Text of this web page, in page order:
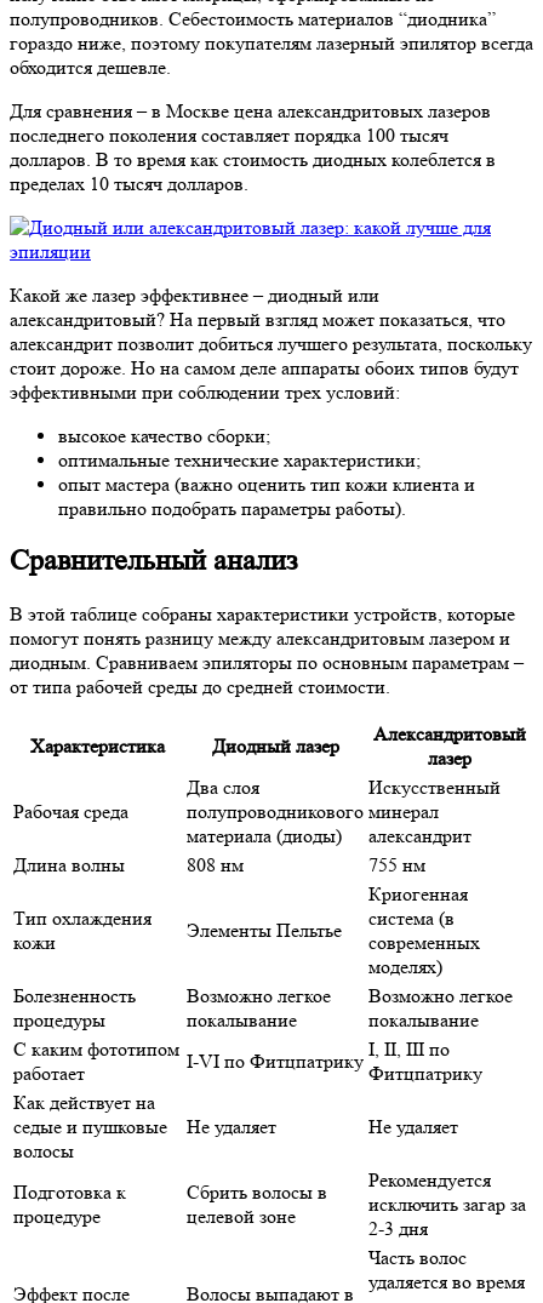
полупроводников. Себестоимость материалов “диодника”
гораздо ниже, поэтому покупателям лазерный эпилятор всегда
обходится дешевле.
Для сравнения – в Москве цена александритовых лазеров
последнего поколения составляет порядка 100 тысяч
долларов. В то время как стоимость диодных колеблется в
пределах 10 тысяч долларов.
Какой же лазер эффективнее – диодный или
александритовый? На первый взгляд может показаться, что
александрит позволит добиться лучшего результата, поскольку
стоит дороже. Но на самом деле аппараты обоих типов будут
эффективными при соблюдении трех условий:
высокое качество сборки;
оптимальные технические характеристики;
опыт мастера (важно оценить тип кожи клиента и
правильно подобрать параметры работы).
Сравнительный анализ
В этой таблице собраны характеристики устройств, которые
помогут понять разницу между александритовым лазером и
диодным. Сравниваем эпиляторы по основным параметрам –
от типа рабочей среды до средней стоимости.
Характеристика Диодный лазер
Александритовый
лазер
Рабочая среда
Два слоя
полупроводникового
материала (диоды)
Искусственный
минерал
александрит
Длина волны
808 нм 755 нм
Тип охлаждения
кожи
Элементы Пельтье
Криогенная
система (в
современных
моделях)
Болезненность
процедуры
Возможно легкое
покалывание
Возможно легкое
покалывание
С каким фототипом
работает
I-VI по Фитцпатрику
I, II, III по
Фитцпатрику
Как действует на
седые и пушковые
волосы
Не удаляет Не удаляет
Подготовка к
процедуре
Сбрить волосы в
целевой зоне
Рекомендуется
исключить загар за
2-3 дня
Эффект после
Волосы выпадают в
Часть волос
удаляется во время